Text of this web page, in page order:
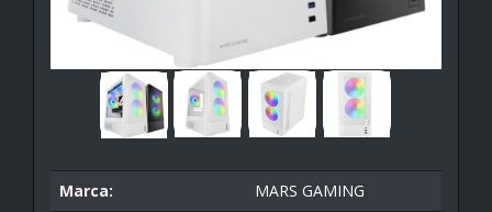
Marca:
MARS GAMING